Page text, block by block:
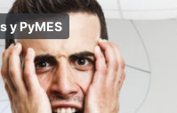
y PyMES